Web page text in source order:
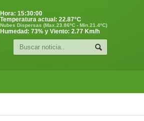
Hora: 15:30:01
Temperatura actual: 22.87°C
Nubes Dispersas (Max.23.86ºC - Min.21.4ºC)
Humedad: 73% y Viento: 2.77 Km/h